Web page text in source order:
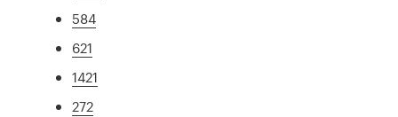
584
621
1421
272